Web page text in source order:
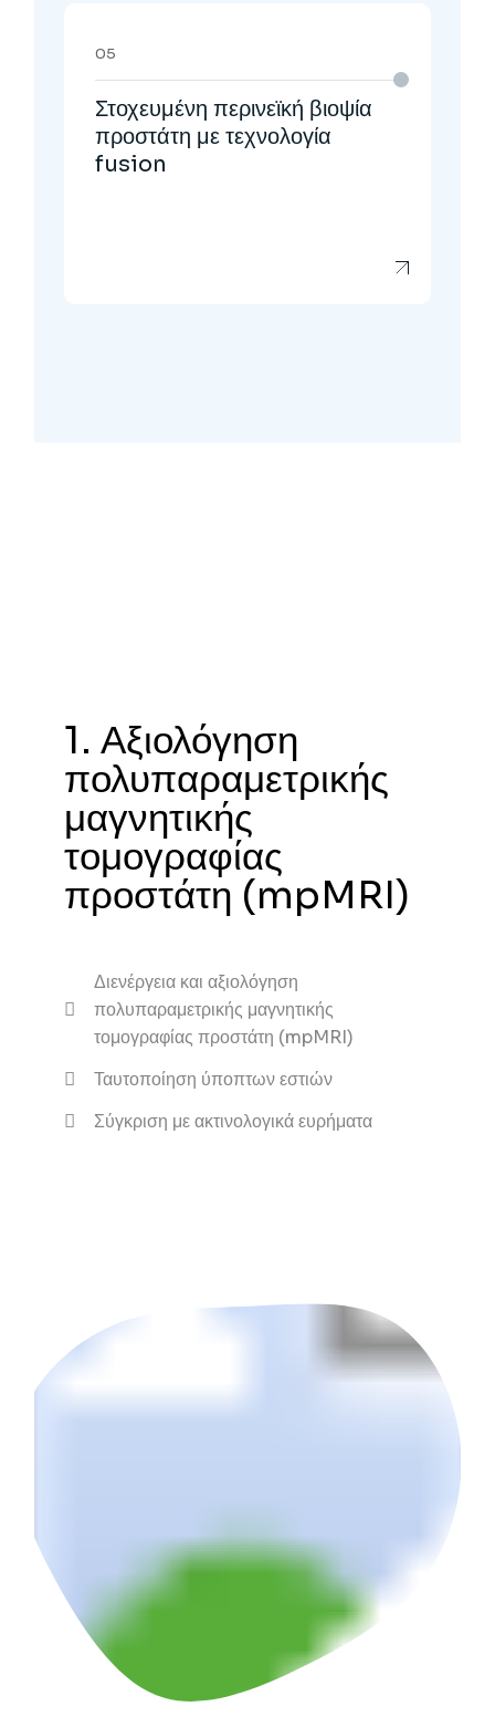
05
Στοχευμένη περινεϊκή βιοψία
προστάτη με τεχνολογία
fusion
1. Αξιολόγηση
πολυπαραμετρικής
μαγνητικής
τομογραφίας
προστάτη (mpMRI)
Διενέργεια και αξιολόγηση
πολυπαραμετρικής μαγνητικής
τομογραφίας προστάτη (mpMRI)
Ταυτοποίηση ύποπτων εστιών
Σύγκριση με ακτινολογικά ευρήματα